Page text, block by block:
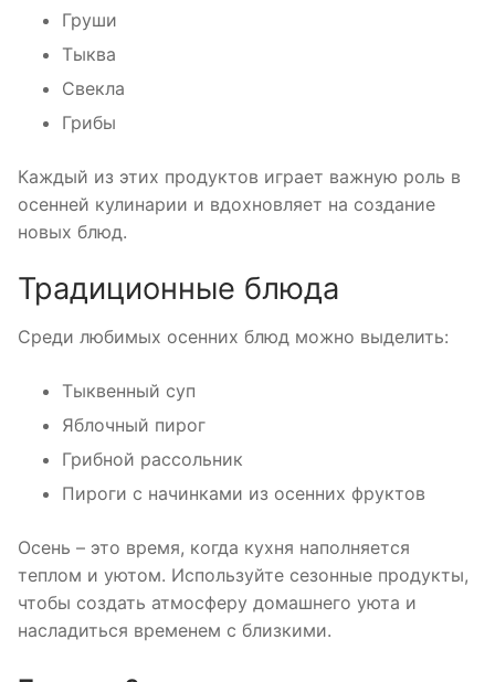
Груши
Тыква
Свекла
Грибы
Каждый из этих продуктов играет важную роль в
осенней кулинарии и вдохновляет на создание
новых блюд.
Традиционные блюда
Среди любимых осенних блюд можно выделить:
Тыквенный суп
Яблочный пирог
Грибной рассольник
Пироги с начинками из осенних фруктов
Осень – это время, когда кухня наполняется
теплом и уютом. Используйте сезонные продукты,
чтобы создать атмосферу домашнего уюта и
насладиться временем с близкими.